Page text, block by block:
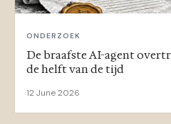
ONDERZOEK
De braafste AI-agent
de helft van de tijd
12 June 2026